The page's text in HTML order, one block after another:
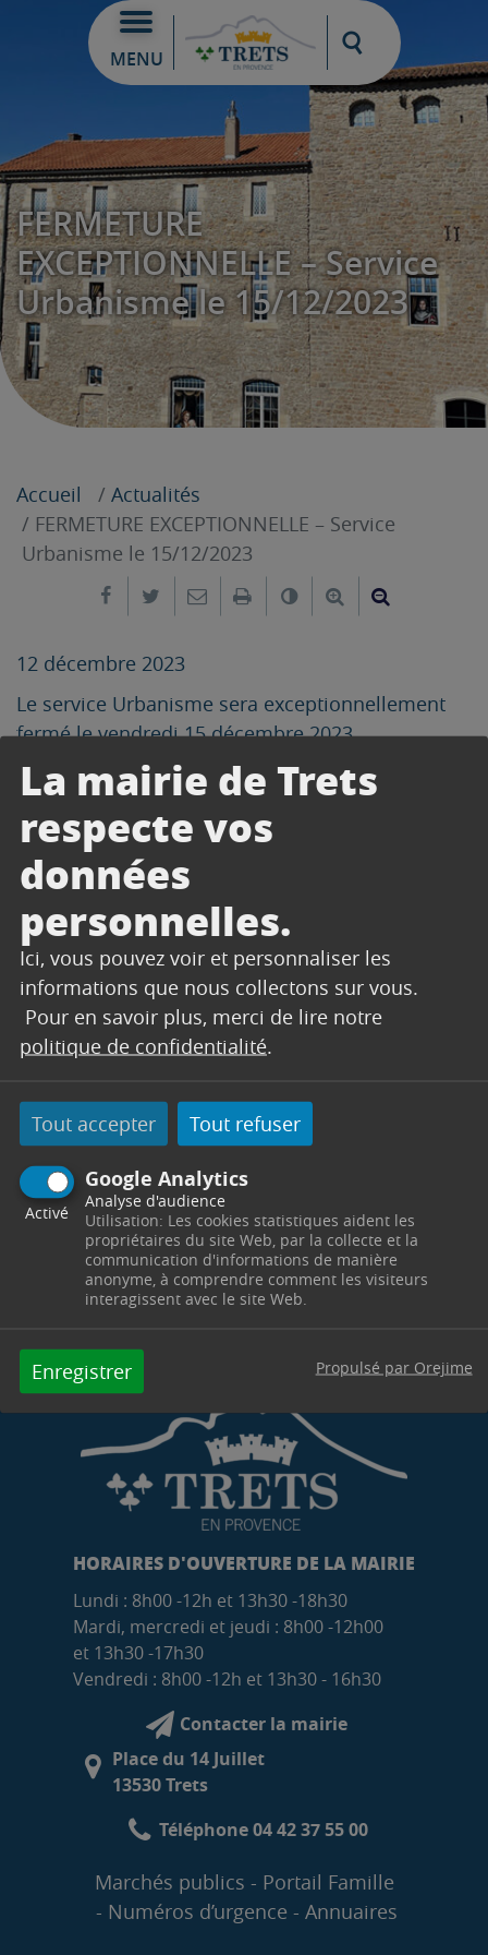
La mairie de Trets
respecte vos
données
personnelles.
Ici, vous pouvez voir et personnaliser les
informations que nous collectons sur vous.
Pour en savoir plus, merci de lire notre
politique de confidentialité.
Tout accepter Tout refuser
Google Analytics
Activé
Analyse d'audience
Utilisation: Les cookies statistiques aident les
propriétaires du site Web, par la collecte et la
communication d'informations de manière
anonyme, à comprendre comment les visiteurs
interagissent avec le site Web.
Enregistrer Propulsé par Orejime
MENU
Moteur de
FERMETURE
EXCEPTIONNELLE – Service
Urbanisme le 15/12/2023
Accueil
Actualités
FERMETURE EXCEPTIONNELLE – Service
Urbanisme le 15/12/2023
Partager sur Facebook
Partager sur Twitter
Envoyer par e-mail
ImprimerChanger leAgrandir le
12 décembre 2023
Le service Urbanisme sera exceptionnellement
fermé le vendredi 15 décembre 2023.
CONTACT
ACCUEIL URBANISME -
AMÉNAGEMENT DU TERRITOIRE
Hôtel de Ville Place du 14 Juillet13530Trets
Télephone : 04 42 37 55 18
Horaires : Lundi, mardi & mercredi : 8h30-12h00 /
16h30 - Fermé le jeudi - urba02@trets.fr
HORAIRES D'OUVERTURE DE LA MAIRIE
Lundi : 8h00 -12h et 13h30 -18h30
Mardi, mercredi et jeudi : 8h00 -12h00
et 13h30 -17h30
Vendredi : 8h00 -12h et 13h30 - 16h30
Contacter la mairie
Place du 14 Juillet
13530 Trets
Téléphone 04 42 37 55 00
Marchés publics
Portail Famille
Numéros d’urgence
Annuaires